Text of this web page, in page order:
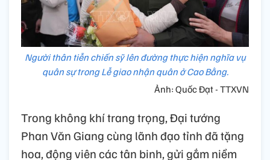
Người thân tiễn chiến sỹ lên đường thực hiện nghĩa vụ
quân sự trong Lễ giao nhận quân ở Cao Bằng.
Ảnh: Quốc Đạt - TTXVN
Trong không khí trang trọng, Đại tướng
Phan Văn Giang cùng lãnh đạo tỉnh đã tặng
hoa, động viên các tân binh, gửi gắm niềm